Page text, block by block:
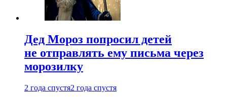
Дед Мороз попросил детей
не отправлять ему письма через
морозилку
2 года спустя2 года спустя